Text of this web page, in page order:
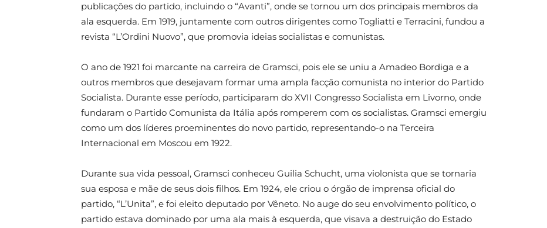
publicações do partido, incluindo o “Avanti”, onde se tornou um dos principais membros da
ala esquerda. Em 1919, juntamente com outros dirigentes como Togliatti e Terracini, fundou a
revista “L’Ordini Nuovo”, que promovia ideias socialistas e comunistas.
O ano de 1921 foi marcante na carreira de Gramsci, pois ele se uniu a Amadeo Bordiga e a
outros membros que desejavam formar uma ampla facção comunista no interior do Partido
Socialista. Durante esse período, participaram do XVII Congresso Socialista em Livorno, onde
fundaram o Partido Comunista da Itália após romperem com os socialistas. Gramsci emergiu
como um dos líderes proeminentes do novo partido, representando-o na Terceira
Internacional em Moscou em 1922.
Durante sua vida pessoal, Gramsci conheceu Guilia Schucht, uma violonista que se tornaria
sua esposa e mãe de seus dois filhos. Em 1924, ele criou o órgão de imprensa oficial do
partido, “L’Unita”, e foi eleito deputado por Vêneto. No auge do seu envolvimento político, o
partido estava dominado por uma ala mais à esquerda, que visava a destruição do Estado